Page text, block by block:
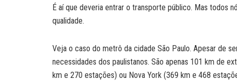
É aí que deveria entrar o transporte público. Mas todos
qualidade.
Veja o caso do metrô da cidade São Paulo. Apesar de
necessidades dos paulistanos. São apenas 101 km de
km e 270 estações) ou Nova York (369 km e 468